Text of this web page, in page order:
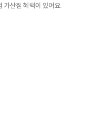
가산점 혜택이 있어요.